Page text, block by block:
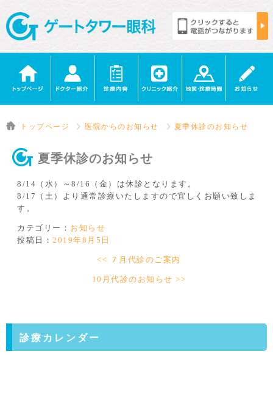
トップページ 医院からのお知らせ 夏季休診のお知らせ
夏季休診のお知らせ
8/14（水）～8/16（金）は休診となります。
8/17（土）より通常診療いたしますので宜しくお願い致しま
す。
カテゴリー： お知らせ
投稿日： 2019年8月5日
<< ７月代診のご案内
10月代診のお知らせ >>
診療カレンダー